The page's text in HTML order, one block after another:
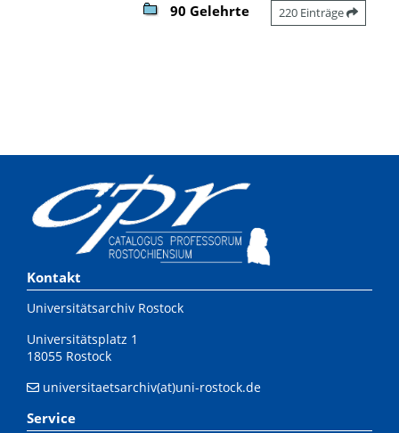
90 Gelehrte 220 Einträge
Kontakt
Universitätsarchiv Rostock
Universitätsplatz 1
18055 Rostock
universitaetsarchiv(at)uni-rostock.de
Service